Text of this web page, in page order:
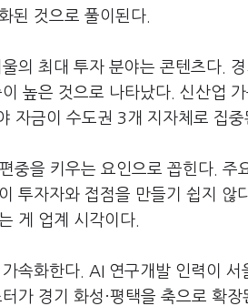
된 것으로 풀이된다.
의 최대 투자 분야는 콘텐츠다.
높은 것으로 나타났다. 신산업
금이 수도권 3개 지자체로 집중
중을 키우는 요인으로 꼽힌다. 주
투자자와 접점을 만들기 쉽지 않
게 업계 시각이다.
속화한다. AI 연구개발 인력이 서
가 경기 화성·평택을 축으로 확